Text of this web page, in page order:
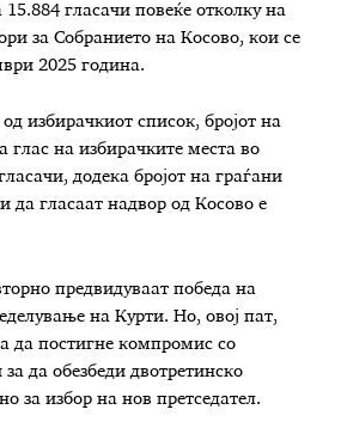
15.884 гласачи повеќе отколку на
за Собранието на Косово, кои се
2025 година.
избирачкиот список, бројот на
глас на избирачките места во
додека бројот на граѓани
да гласаат надвор од Косово е
предвидуваат победа на
на Курти. Но, овој пат,
да постигне компромис со
да обезбеди двотретинско
за избор на нов претседател.